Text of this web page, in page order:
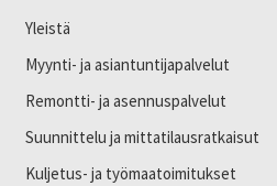
Yleistä
Myynti- ja asiantuntijapalvelut
Remontti- ja asennuspalvelut
Suunnittelu ja mittatilausratkaisut
Kuljetus- ja työmaatoimitukset